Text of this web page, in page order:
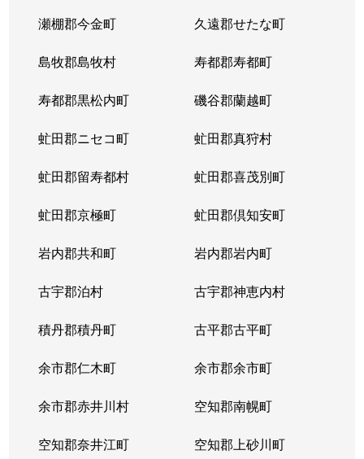
瀬棚郡今金町 久遠郡せたな町
島牧郡島牧村 寿都郡寿都町
寿都郡黒松内町 磯谷郡蘭越町
虻田郡ニセコ町 虻田郡真狩村
虻田郡留寿都村 虻田郡喜茂別町
虻田郡京極町 虻田郡倶知安町
岩内郡共和町 岩内郡岩内町
古宇郡泊村 古宇郡神恵内村
積丹郡積丹町 古平郡古平町
余市郡仁木町 余市郡余市町
余市郡赤井川村 空知郡南幌町
空知郡奈井江町 空知郡上砂川町